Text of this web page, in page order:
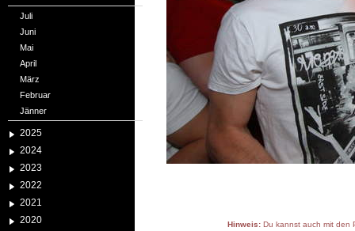
Juli
Juni
Mai
April
März
Februar
Jänner
2025
2024
2023
2022
2021
2020
Hinweis:Du kannst auch mit den